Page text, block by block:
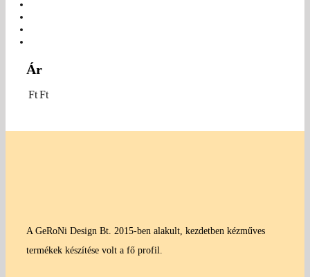
Ár
FtFt
A GeRoNi Design Bt. 2015-ben alakult, kezdetben kézműves
termékek készítése volt a fő profil.